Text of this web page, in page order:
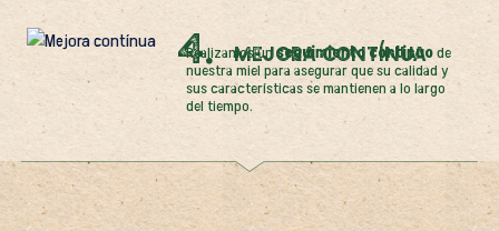
4. Mejora contínua
Realizamos unseguimiento continuode
nuestra miel para asegurar que su calidad y
sus características se mantienen a lo largo
del tiempo.